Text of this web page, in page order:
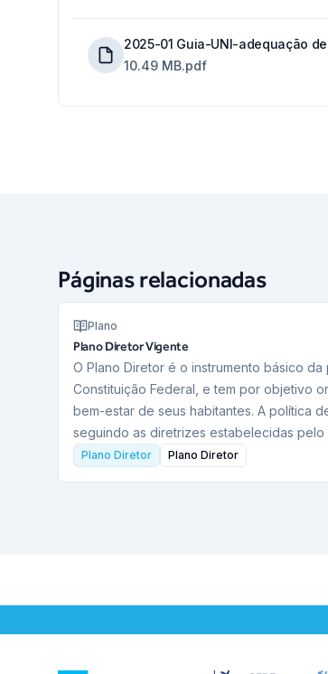
2025-01 Guia-UNI-adequação
10.49 MB.pdf
Páginas relacionadas
Plano
Plano Diretor Vigente
O Plano Diretor é o instrumento básico
Constituição Federal, e tem por objetivo
bem-estar de seus habitantes. A política
seguindo as diretrizes estabelecidas pelo
Plano Diretor Plano Diretor